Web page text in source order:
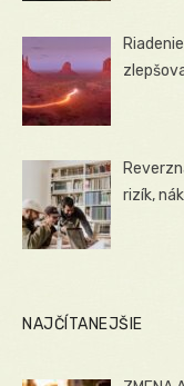
rizík,
NAJČÍTANEJŠIE